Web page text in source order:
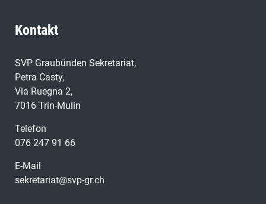
Kontakt
SVP Graubünden Sekretariat,
Petra Casty,
Via Ruegna 2,
7016 Trin-Mulin
Telefon
076 247 91 66
E-Mail
sekretariat@svp-gr.ch